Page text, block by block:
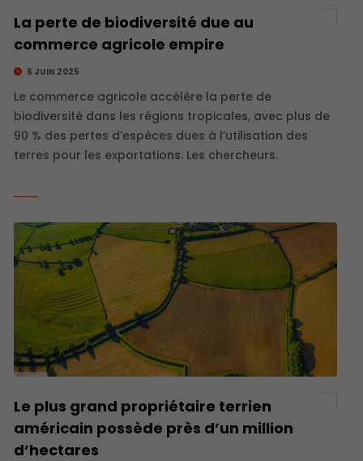
La perte de biodiversité due au
commerce agricole empire
6 JUIN 2025
Le commerce agricole accélère la perte de
biodiversité dans les régions tropicales, avec plus de
90 % des pertes d’espèces dues à l’utilisation des
terres pour les exportations. Les chercheurs.
Le plus grand propriétaire terrien
américain possède près d’un million
d’hectares